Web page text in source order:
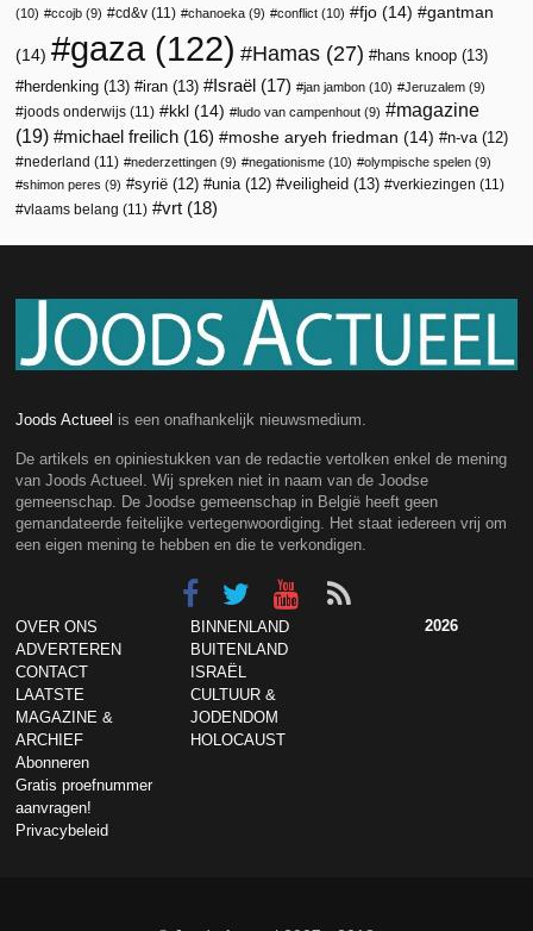
(10)
ccojb (9) cd&v (11) chanoeka (9) conflict (10) fjo (14) gantman
(14) gaza (122) Hamas (27) hans knoop (13)
herdenking (13) iran (13) Israël (17) jan jambon (10) Jeruzalem (9)
joods onderwijs (11) kkl (14) ludo van campenhout (9)
magazine
(19)
michael freilich (16) moshe aryeh friedman (14) n-va (12)
nederland (11) nederzettingen (9) negationisme (10) olympische spelen (9)
shimon peres (9) syrië (12) unia (12) veiligheid (13) verkiezingen (11)
vlaams belang (11) vrt (18)
Joods Actueel is een onafhankelijk nieuwsmedium.
De artikels en opiniestukken van de redactie vertolken enkel de mening
van Joods Actueel. Wij spreken niet in naam van de Joodse
gemeenschap. De Joodse gemeenschap in België heeft geen
gemandateerde feitelijke vertegenwoordiging. Het staat iedereen vrij om
een eigen mening te hebben en die te verkondigen.
OVER ONS
ADVERTEREN
CONTACT
LAATSTE
MAGAZINE &
ARCHIEF
Abonneren
Gratis proefnummer
aanvragen!
Privacybeleid
BINNENLAND
BUITENLAND
ISRAËL
CULTUUR &
JODENDOM
HOLOCAUST
2026